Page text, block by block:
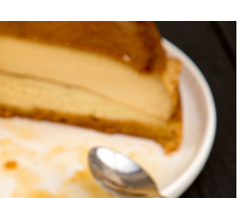
ecler cu crema vanilie. Reteta
Karpatka